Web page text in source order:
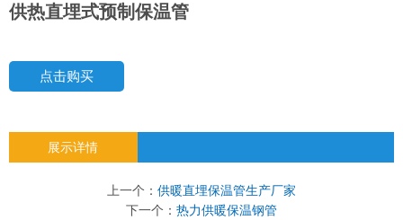
供热直埋式预制保温管
点击购买
展示详情
上一个： 供暖直埋保温管生产厂家
下一个： 热力供暖保温钢管